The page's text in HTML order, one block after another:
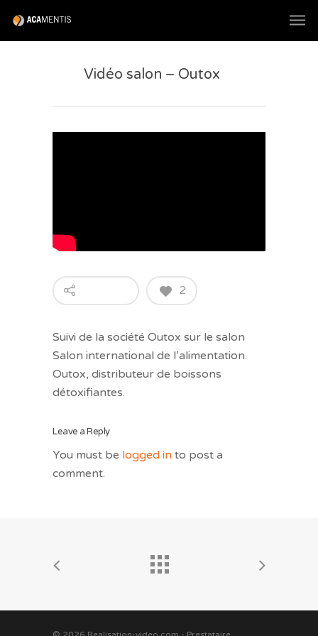
Vidéo salon – Outox
2
Suivi de la société Outox sur le salon
Salon international de l’alimentation.
Outox, distributeur de boissons
détoxifiantes.
Leave a Reply
You must be logged in to post a
comment.